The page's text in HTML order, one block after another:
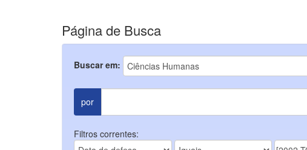
Página de Busca
Buscar em:
por
Filtros correntes: